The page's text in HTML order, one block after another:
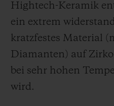
Hightech-Keramik
ein extrem
kratzfestes Material
Diamanten) auf
bei sehr hohen
wird.